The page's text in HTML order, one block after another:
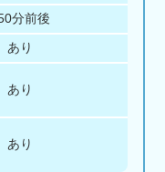
分前後
あり
あり
あり